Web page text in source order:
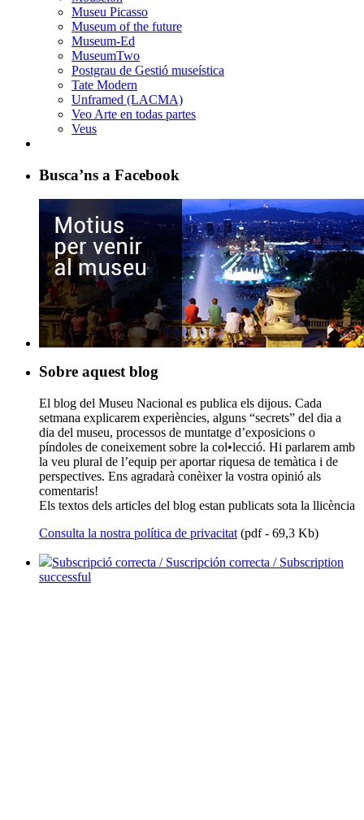
Museu Picasso
Museum of the future
Museum-Ed
MuseumTwo
Postgrau de Gestió museística
Tate Modern
Unframed (LACMA)
Veo Arte en todas partes
Veus
Busca’ns a Facebook
Sobre aquest blog
El blog del Museu Nacional es publica els dijous. Cada
setmana explicarem experiències, alguns “secrets” del dia a
dia del museu, processos de muntatge d’exposicions o
píndoles de coneixement sobre la col•lecció. Hi parlarem amb
la veu plural de l’equip per aportar riquesa de temàtica i de
perspectives. Ens agradarà conèixer la vostra opinió als
comentaris!
Els textos dels articles del blog estan publicats sota la llicència
Consulta la nostra política de privacitat (pdf - 69,3 Kb)
Subscripció correcta / Suscripción correcta / Subscription
successful